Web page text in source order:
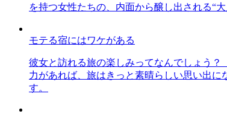
を持つ女性たちの、内面から醸し出される“
モテる宿にはワケがある
彼女と訪れる旅の楽しみってなんでしょう
力があれば、旅はきっと素晴らしい思い出
す。